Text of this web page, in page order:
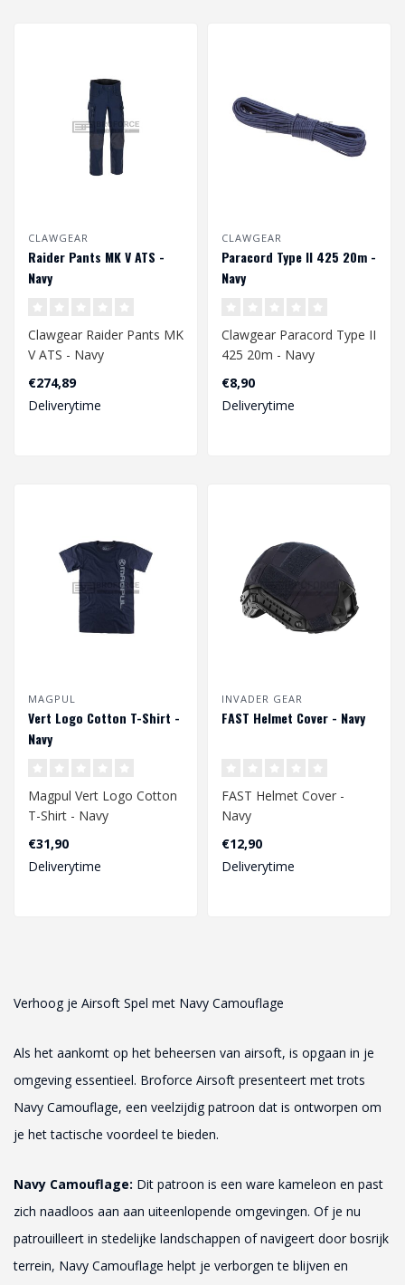
CLAWGEAR
Raider Pants MK V ATS -
Navy
Clawgear Raider Pants MK
V ATS - Navy
€274,89
Deliverytime
CLAWGEAR
Paracord Type II 425 20m -
Navy
Clawgear Paracord Type II
425 20m - Navy
€8,90
Deliverytime
MAGPUL
Vert Logo Cotton T-Shirt -
Navy
Magpul Vert Logo Cotton
T-Shirt - Navy
€31,90
Deliverytime
INVADER GEAR
FAST Helmet Cover - Navy
FAST Helmet Cover -
Navy
€12,90
Deliverytime
Verhoog je Airsoft Spel met Navy Camouflage
Als het aankomt op het beheersen van airsoft, is opgaan in je
omgeving essentieel. Broforce Airsoft presenteert met trots
Navy Camouflage, een veelzijdig patroon dat is ontworpen om
je het tactische voordeel te bieden.
Navy Camouflage: Dit patroon is een ware kameleon en past
zich naadloos aan aan uiteenlopende omgevingen. Of je nu
patrouilleert in stedelijke landschappen of navigeert door bosrijk
terrein, Navy Camouflage helpt je verborgen te blijven en